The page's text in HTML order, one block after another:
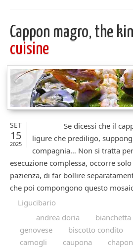
Cappon magro, the
cuisine
SET
15
2025
Se dicessi che il
ligure che prediligo,
compagnia… Non si tratta
esecuzione complessa, occorre
pazienza, di far bollire
che poi compongono questo
Ligucibario
andrea doria
bianchetta
genovese
biscotto condito
camogli
caupona chapon